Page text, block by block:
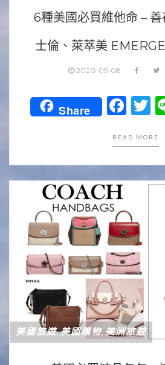
6種美國必買維他命 –
士倫、萊萃美
2020-05-08
Share
READ MORE
美國旅遊,美國購物,美洲旅遊